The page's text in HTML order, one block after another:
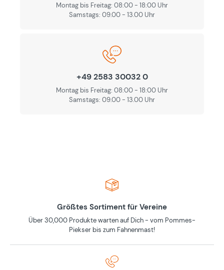
Montag bis Freitag: 08:00 - 18:00 Uhr
Samstags: 09.00 - 13.00 Uhr
+49 2583 30032 0
Montag bis Freitag: 08:00 - 18:00 Uhr
Samstags: 09.00 - 13.00 Uhr
Größtes Sortiment für Vereine
Über 30,000 Produkte warten auf Dich - vom Pommes-
Piekser bis zum Fahnenmast!